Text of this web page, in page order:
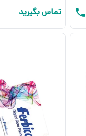
تماس بگیرید